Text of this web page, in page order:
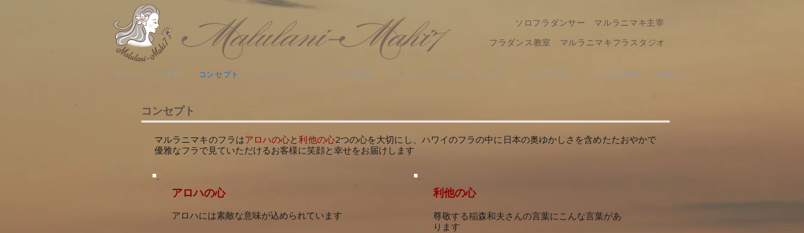
フラダンス教室 マルラニマキフラスタジオ
ソロフラダンサー マルラニマキ主宰
ホーム ご挨拶 コンセプト ギャラリー ショーのご依頼 レッスン ブログ リンク ハワイ語辞典 よくある質問 お問合せ
コンセプト
マルラニマキのフラはアロハの心と利他の心2つの心を大切にし、ハワイのフラの中に日本の奥ゆかしさを含めたたおやかで
優雅なフラで見ていただけるお客様に笑顔と幸せをお届けします
アロハの心
アロハには素敵な意味が込められています
利他の心
尊敬する稲森和夫さんの言葉にこんな言葉があ
ります